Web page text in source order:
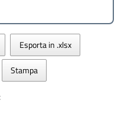
Esporta in .xlsx
Stampa